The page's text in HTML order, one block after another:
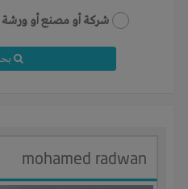
شركة أو مصنع أو ورشة
mohamed radwan